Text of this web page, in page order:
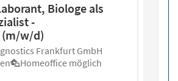
Biologe als
-
(m/w/d)
Frankfurt GmbH
Homeoffice möglich